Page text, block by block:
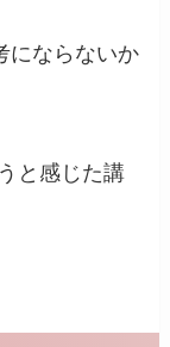
にならないか
と感じた講